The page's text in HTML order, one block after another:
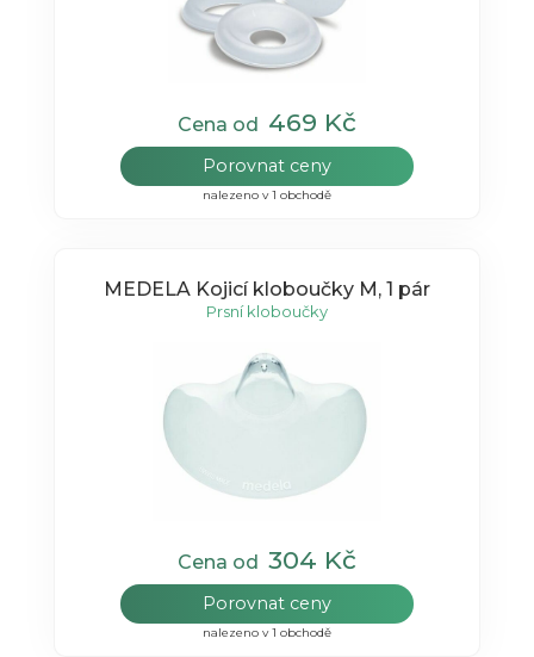
Cena od 469 Kč
Porovnat ceny
nalezeno v 1 obchodě
MEDELA Kojicí kloboučky M, 1 pár
Prsní kloboučky
Cena od 304 Kč
Porovnat ceny
nalezeno v 1 obchodě